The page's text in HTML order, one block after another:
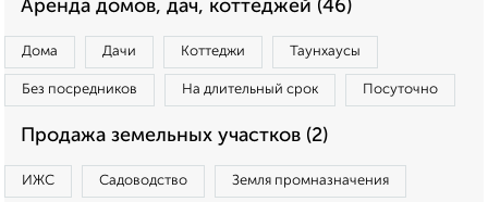
Аренда домов, дач, коттеджей (46)
Дома Дачи Коттеджи Таунхаусы
Без посредников На длительный срок Посуточно
Продажа земельных участков (2)
ИЖС Садоводство Земля промназначения